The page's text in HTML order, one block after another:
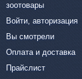
зоотовары
Войти, авторизация
Вы смотрели
Оплата и доставка
Прайслист